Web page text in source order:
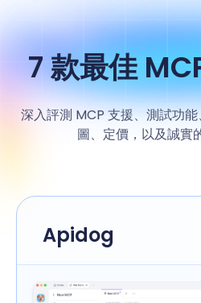
7 款最佳
深入評測 MCP 支援、測試功
圖、定價，以及誠實
Apidog